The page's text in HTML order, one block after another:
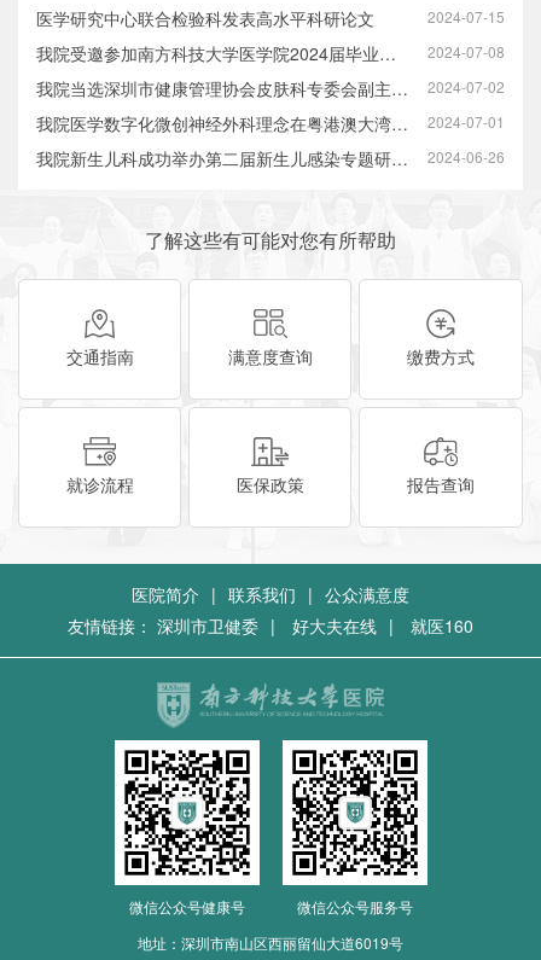
2024-07-15
医学研究中心联合检验科发表高水平科研论文
2024-07-08
我院受邀参加南方科技大学医学院2024届毕业生欢送会暨颁奖仪式
2024-07-02
我院当选深圳市健康管理协会皮肤科专委会副主委单位
2024-07-01
我院医学数字化微创神经外科理念在粤港澳大湾区神经外科高峰论坛上绽放学…
2024-06-26
我院新生儿科成功举办第二届新生儿感染专题研讨会
了解这些有可能对您有所帮助
交通指南 满意度查询 缴费方式
就诊流程 医保政策 报告查询
医院简介 | 联系我们 | 公众满意度
友情链接： 深圳市卫健委 | 好大夫在线 | 就医160
微信公众号健康号
微信公众号服务号
地址：深圳市南山区西丽留仙大道6019号